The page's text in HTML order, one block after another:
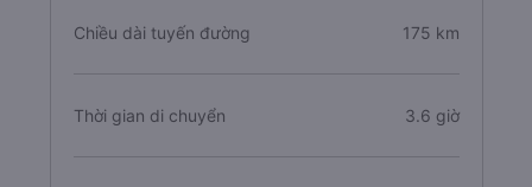
Chiều dài tuyến đường 175 km
Thời gian di chuyển 3.6 giờ